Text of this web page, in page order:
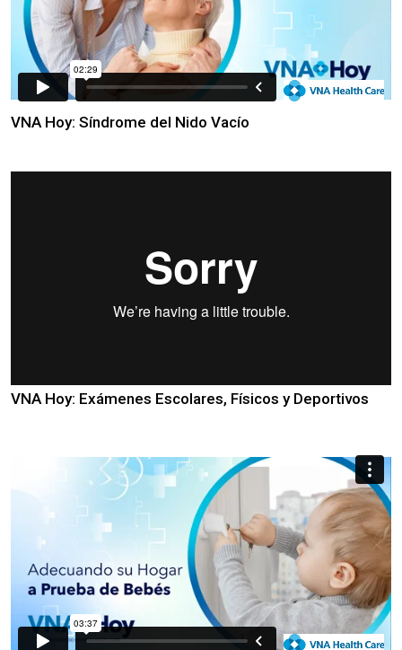
VNA Hoy: Síndrome del Nido Vacío
VNA Hoy: Exámenes Escolares, Físicos y Deportivos